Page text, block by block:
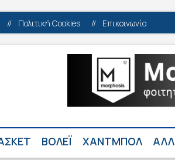
// Πολιτική Cookies // Επικοινωνία
ΒΟΛΕΪ ΧΑΝΤΜΠΟΛ